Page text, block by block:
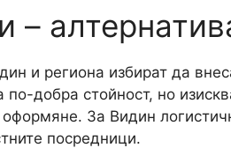
–
и региона избират да
по-добра стойност, но
За Видин
посредници.